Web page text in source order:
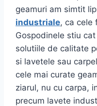
geamuri am simtit
industriale, ca cele
Gospodinele stiu
solutiile de calitate
si lavetele sau
cele mai curate
ziarul, nu cu carpa,
precum lavete